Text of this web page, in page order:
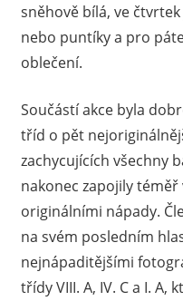
sněhově bílá, ve
nebo puntíky a pro
oblečení.
Součástí akce byla
tříd o pět
zachycujících všechny
nakonec zapojily
originálními nápady.
na svém posledním
nejnápaditějšími
třídy VIII. A, IV. C a I. A,